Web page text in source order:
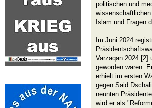
politischen und
Islam und Fragen
Im Juni 2024
Varzaqan 2024 [2]
geworden waren.
erhielt im ersten
gegen Said
neunten
wird er als